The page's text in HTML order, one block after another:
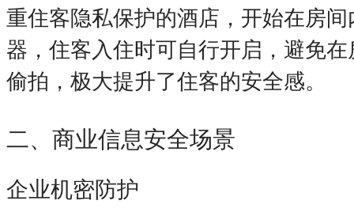
重住客隐私保护的酒店，开始在房
器，住客入住时可自行开启，避免
偷拍，极大提升了住客的安全感。
二、商业信息安全场景
企业机密防护